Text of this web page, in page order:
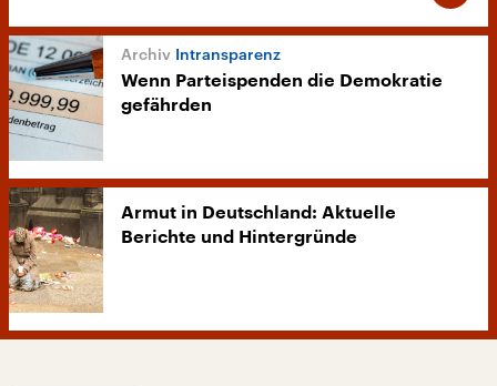
Intransparenz
Wenn Parteispenden die Demokratie
gefährden
Armut in Deutschland: Aktuelle
Berichte und Hintergründe